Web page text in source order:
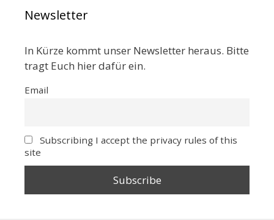
Newsletter
In Kürze kommt unser Newsletter heraus. Bitte
tragt Euch hier dafür ein.
Email
Subscribing I accept the privacy rules of this
site